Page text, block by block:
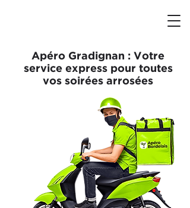
Apéro Gradignan : Votre
service express pour toutes
vos soirées arrosées